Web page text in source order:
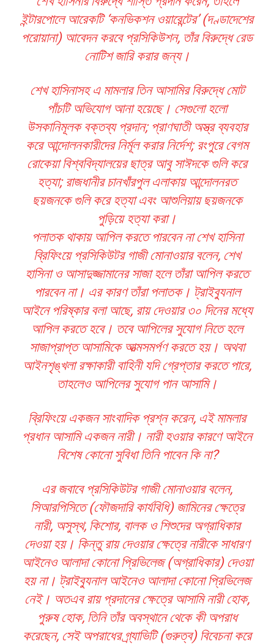
ইন্টারপোলে আরেকটি ‘কনভিকশন ওয়ারেন্টের’ (দণ্ডাদেশের
পরোয়ানা) আবেদন করবে প্রসিকিউশন, তাঁর বিরুদ্ধে রেড
নোটিশ জারি করার জন্য।
শেখ হাসিনাসহ এ মামলার তিন আসামির বিরুদ্ধে মোট
পাঁচটি অভিযোগ আনা হয়েছে। সেগুলো হলো
উসকানিমূলক বক্তব্য প্রদান; প্রাণঘাতী অস্ত্র ব্যবহার
করে আন্দোলনকারীদের নির্মূল করার নির্দেশ; রংপুরে বেগম
রোকেয়া বিশ্ববিদ্যালয়ের ছাত্র আবু সাঈদকে গুলি করে
হত্যা; রাজধানীর চানখাঁরপুল এলাকায় আন্দোলনরত
ছয়জনকে গুলি করে হত্যা এবং আশুলিয়ায় ছয়জনকে
পুড়িয়ে হত্যা করা।
পলাতক থাকায় আপিল করতে পারবেন না শেখ হাসিনা
ব্রিফিংয়ে প্রসিকিউটর গাজী মোনাওয়ার বলেন, শেখ
হাসিনা ও আসাদুজ্জামানের সাজা হলে তাঁরা আপিল করতে
পারবেন না। এর কারণ তাঁরা পলাতক। ট্রাইব্যুনাল
আইনে পরিষ্কার বলা আছে, রায় দেওয়ার ৩০ দিনের মধ্যে
আপিল করতে হবে। তবে আপিলের সুযোগ নিতে হলে
সাজাপ্রাপ্ত আসামিকে আত্মসমর্পণ করতে হয়। অথবা
আইনশৃঙ্খলা রক্ষাকারী বাহিনী যদি গ্রেপ্তার করতে পারে,
তাহলেও আপিলের সুযোগ পান আসামি।
ব্রিফিংয়ে একজন সাংবাদিক প্রশ্ন করেন, এই মামলার
প্রধান আসামি একজন নারী। নারী হওয়ার কারণে আইনে
বিশেষ কোনো সুবিধা তিনি পাবেন কি না?
এর জবাবে প্রসিকিউটর গাজী মোনাওয়ার বলেন,
সিআরপিসিতে (ফৌজদারি কার্যবিধি) জামিনের ক্ষেত্রে
নারী, অসুস্থ, কিশোর, বালক ও শিশুদের অগ্রাধিকার
দেওয়া হয়। কিন্তু রায় দেওয়ার ক্ষেত্রে নারীকে সাধারণ
আইনেও আলাদা কোনো প্রিভিলেজ (অগ্রাধিকার) দেওয়া
হয় না। ট্রাইব্যুনাল আইনেও আলাদা কোনো প্রিভিলেজ
নেই। অতএব রায় প্রদানের ক্ষেত্রে আসামি নারী হোক,
পুরুষ হোক, তিনি তাঁর অবস্থানে থেকে কী অপরাধ
করেছেন, সেই অপরাধের গ্র্যাভিটি (গুরুত্ব) বিবেচনা করে